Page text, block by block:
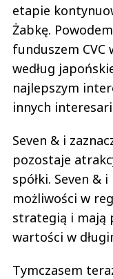
etapie
Żabkę.
funduszem
według
najlepszym
innych
Seven & i
pozostaje
spółki. Seven &
możliwości w
strategią i mają
wartości w
Tymczasem